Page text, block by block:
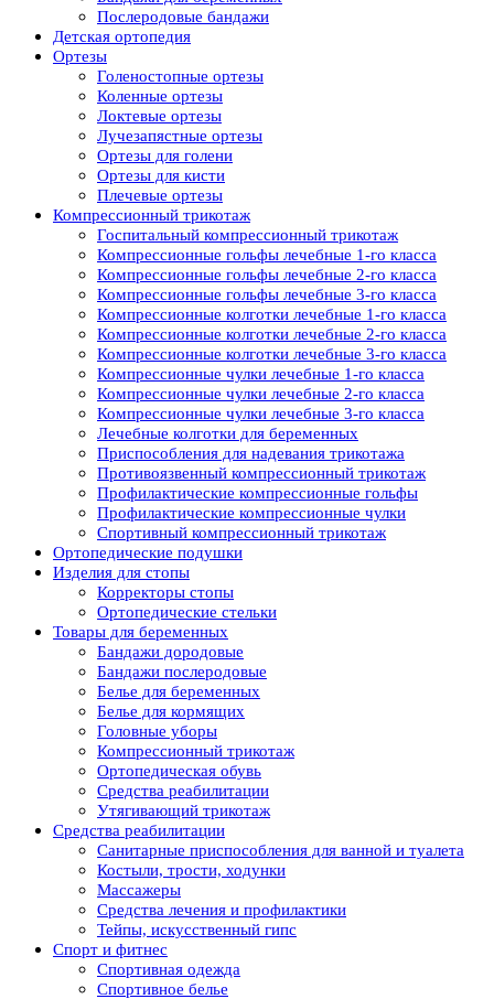
Послеродовые бандажи
Детская ортопедия
Ортезы
Голеностопные ортезы
Коленные ортезы
Локтевые ортезы
Лучезапястные ортезы
Ортезы для голени
Ортезы для кисти
Плечевые ортезы
Компрессионный трикотаж
Госпитальный компрессионный трикотаж
Компрессионные гольфы лечебные 1-го класса
Компрессионные гольфы лечебные 2-го класса
Компрессионные гольфы лечебные 3-го класса
Компрессионные колготки лечебные 1-го класса
Компрессионные колготки лечебные 2-го класса
Компрессионные колготки лечебные 3-го класса
Компрессионные чулки лечебные 1-го класса
Компрессионные чулки лечебные 2-го класса
Компрессионные чулки лечебные 3-го класса
Лечебные колготки для беременных
Приспособления для надевания трикотажа
Противоязвенный компрессионный трикотаж
Профилактические компрессионные гольфы
Профилактические компрессионные чулки
Спортивный компрессионный трикотаж
Ортопедические подушки
Изделия для стопы
Корректоры стопы
Ортопедические стельки
Товары для беременных
Бандажи дородовые
Бандажи послеродовые
Белье для беременных
Белье для кормящих
Головные уборы
Компрессионный трикотаж
Ортопедическая обувь
Средства реабилитации
Утягивающий трикотаж
Средства реабилитации
Cанитарные приспособления для ванной и туалета
Костыли, трости, ходунки
Массажеры
Средства лечения и профилактики
Тейпы, искусственный гипс
Спорт и фитнес
Спортивная одежда
Спортивное белье